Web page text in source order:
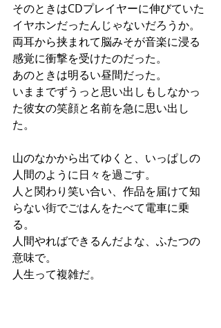
そのときはCDプレイヤーに伸びていた
イヤホンだったんじゃないだろうか。
両耳から挟まれて脳みそが音楽に浸る
感覚に衝撃を受けたのだった。
あのときは明るい昼間だった。
いままでずうっと思い出しもしなかっ
た彼女の笑顔と名前を急に思い出し
た。
山のなかから出てゆくと、いっぱしの
人間のように日々を過ごす。
人と関わり笑い合い、作品を届けて知
らない街でごはんをたべて電車に乗
る。
人間やればできるんだよな、ふたつの
意味で。
人生って複雑だ。